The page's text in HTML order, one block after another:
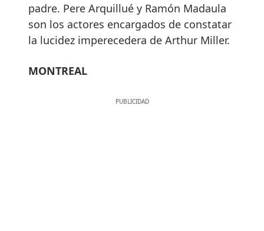
padre. Pere Arquillué y Ramón Madaula
son los actores encargados de constatar
la lucidez imperecedera de Arthur Miller.
MONTREAL